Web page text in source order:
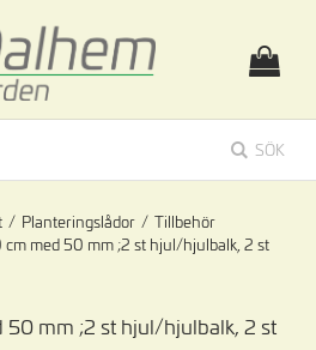
SÖK
/ Planteringslådor / Tillbehör
cm med 50 mm ;2 st hjul/hjulbalk, 2 st
50 mm ;2 st hjul/hjulbalk, 2 st